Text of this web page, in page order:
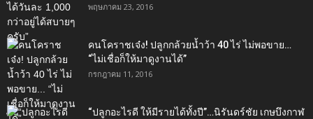
พฤษภาคม 23, 2016
คนโคราชเจ๋ง! ปลูกกล้วยน้ำว้า 40 ไร่ ไม่พอขาย…
“ไม่เชื่อก็ให้มาดูงานได้”‬
กรกฎาคม 11, 2016
“ปลูกอะไรดี ให้มีรายได้ทั้งปี”…นิรันดร์ชัย เกษบึงกาฬ